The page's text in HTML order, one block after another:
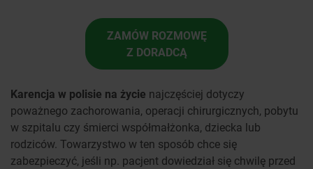
ZAMÓW ROZMOWĘ
Z DORADCĄ
Karencja w polisie na życie najczęściej dotyczy
poważnego zachorowania, operacji chirurgicznych, pobytu
w szpitalu czy śmierci współmałżonka, dziecka lub
rodziców. Towarzystwo w ten sposób chce się
zabezpieczyć, jeśli np. pacjent dowiedział się chwilę przed